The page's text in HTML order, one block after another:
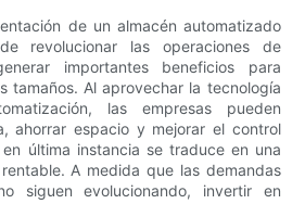
de un almacén automatizado
revolucionar las operaciones de
importantes beneficios para
tamaños. Al aprovechar la tecnología
las empresas pueden
ahorrar espacio y mejorar el control
última instancia se traduce en una
A medida que las demandas
siguen evolucionando, invertir en